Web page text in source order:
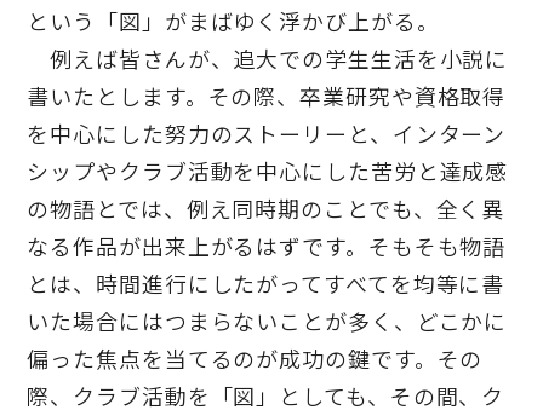
という「図」がまばゆく浮かび上がる。
例えば皆さんが、追大での学生生活を小説に
書いたとします。その際、卒業研究や資格取得
を中心にした努力のストーリーと、インターン
シップやクラブ活動を中心にした苦労と達成感
の物語とでは、例え同時期のことでも、全く異
なる作品が出来上がるはずです。そもそも物語
とは、時間進行にしたがってすべてを均等に書
いた場合にはつまらないことが多く、どこかに
偏った焦点を当てるのが成功の鍵です。その
際、クラブ活動を「図」としても、その間、ク